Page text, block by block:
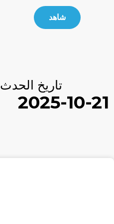
شاهد
تاريخ الحدث
2025-10-21